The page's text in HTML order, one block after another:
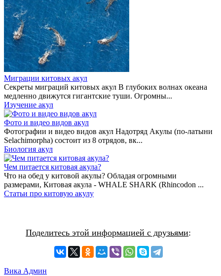
Миграции китовых акул
Секреты миграций китовых акул В глубоких волнах океана
медленно движутся гигантские туши. Огромны...
Изучение акул
Фото и видео видов акул
Фотографии и видео видов акул Надотряд Акулы (по-латыни
Selachimorpha) состоит из 8 отрядов, вк...
Биология акул
Чем питается китовая акула?
Что на обед у китовой акулы? Обладая огромными
размерами, Китовая акула - WHALE SHARK (Rhincodon ...
Статьи про китовую акулу
Поделитесь этой информацией с друзьями:
Вика Админ